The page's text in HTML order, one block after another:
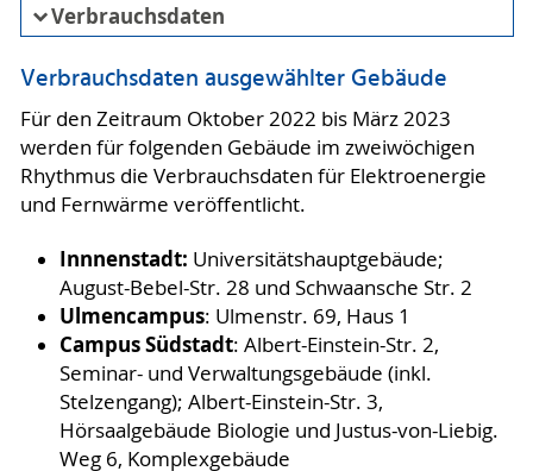
Verbrauchsdaten
Verbrauchsdaten ausgewählter Gebäude
Für den Zeitraum Oktober 2022 bis März 2023
werden für folgenden Gebäude im zweiwöchigen
Rhythmus die Verbrauchsdaten für Elektroenergie
und Fernwärme veröffentlicht.
Innnenstadt: Universitätshauptgebäude;
August-Bebel-Str. 28 und Schwaansche Str. 2
Ulmencampus: Ulmenstr. 69, Haus 1
Campus Südstadt: Albert-Einstein-Str. 2,
Seminar- und Verwaltungsgebäude (inkl.
Stelzengang); Albert-Einstein-Str. 3,
Hörsaalgebäude Biologie und Justus-von-Liebig.
Weg 6, Komplexgebäude